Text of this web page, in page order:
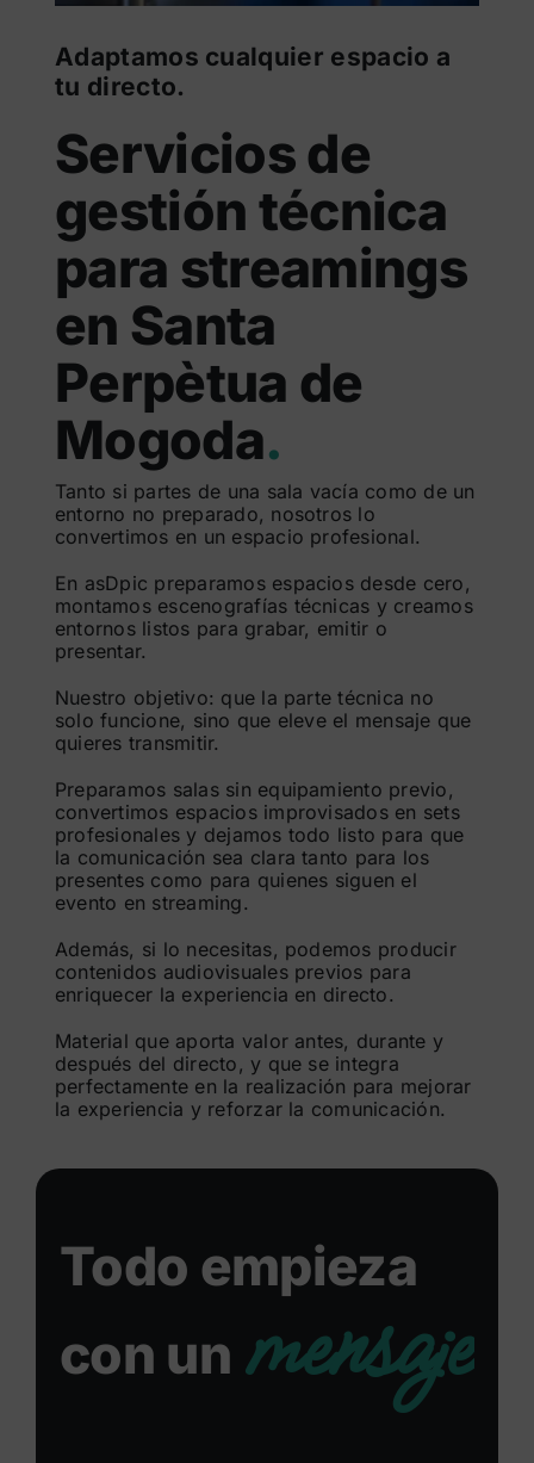
Adaptamos cualquier espacio a
tu directo.
Servicios de
gestión técnica
para streamings
en Santa
Perpètua de
Mogoda.
Tanto si partes de una sala vacía como de un
entorno no preparado, nosotros lo
convertimos en un espacio profesional.
En asDpic preparamos espacios desde cero,
montamos escenografías técnicas y creamos
entornos listos para grabar, emitir o
presentar.
Nuestro objetivo: que la parte técnica no
solo funcione, sino que eleve el mensaje que
quieres transmitir.
Preparamos salas sin equipamiento previo,
convertimos espacios improvisados en sets
profesionales y dejamos todo listo para que
la comunicación sea clara tanto para los
presentes como para quienes siguen el
evento en streaming.
Además, si lo necesitas, podemos producir
contenidos audiovisuales previos para
enriquecer la experiencia en directo.
Material que aporta valor antes, durante y
después del directo, y que se integra
perfectamente en la realización para mejorar
la experiencia y reforzar la comunicación.
Todo empieza
con un mensaje